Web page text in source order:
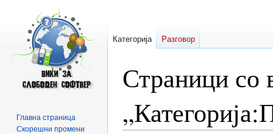
Страници со
Категорија Разговор
Главна страница
Скорешни промени